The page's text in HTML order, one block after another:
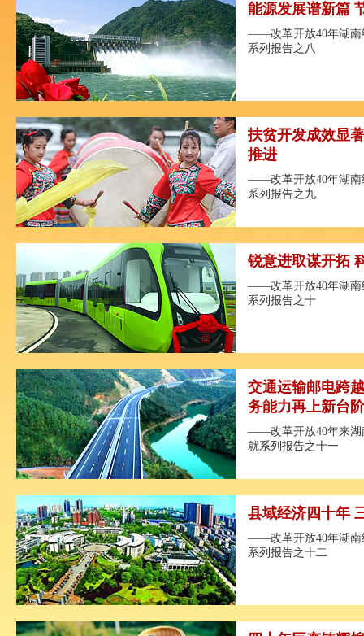
能源发展谱新篇
——改革开放40年湖南
系列报告之八
扶贫开发成效显
推进
——改革开放40年湖南
系列报告之九
锐意进取谋开拓
——改革开放40年湖南
系列报告之十
交通运输邮电跨
务能力再上新台阶
——改革开放40年来湖
就系列报告之十一
县域经济四十年
——改革开放40年湖南
系列报告之十二